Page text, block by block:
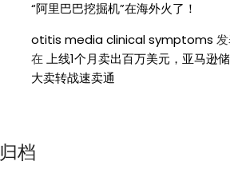
“阿里巴巴挖掘机”在海外火了！
otitis media clinical symptoms
在上线1个月卖出百万美元，亚马逊
大卖转战速卖通
归档